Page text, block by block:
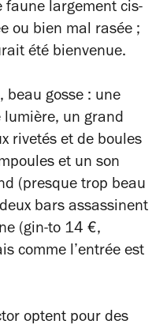
faune largement cis-
ou bien mal rasée ;
été bienvenue.
beau gosse : une
lumière, un grand
rivetés et de boules
et un son
(presque trop beau
bars assassinent
(gin-to 14 €,
comme l’entrée est
optent pour des